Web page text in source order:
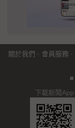
關於我們 · 會員服務 ·
■
下載新聞App